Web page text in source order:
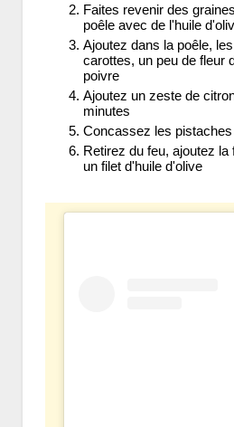
Faites revenir des
poêle avec de l'huile
Ajoutez dans la poêle,
carottes, un peu de fleur
poivre
Ajoutez un zeste de
minutes
Concassez les
Retirez du feu, ajoutez
un filet d'huile d'olive